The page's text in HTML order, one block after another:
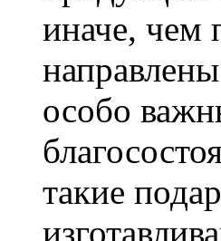
иначе,
особо
такие